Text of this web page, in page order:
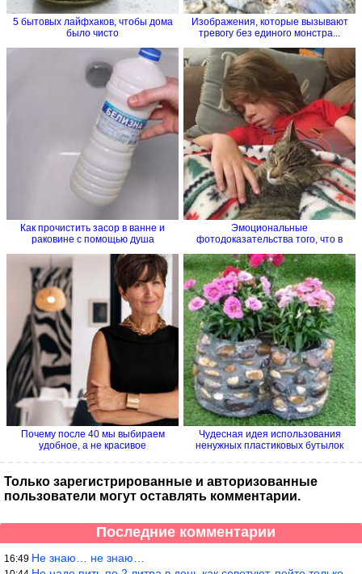
5 бытовых лайфхаков, чтобы дома
было чисто
Изображения, которые вызывают
тревогу без единого монстра...
Как прочистить засор в ванне и
раковине с помощью душа
Эмоциональные
фотодоказательства того, что в
Почему после 40 мы выбираем
удобное, а не красивое
Чудесная идея использования
ненужных пластиковых бутылок
Только зарегистрированные и авторизованные
пользователи могут оставлять комментарии.
Последние комментарии
16:49 Не знаю… не знаю…